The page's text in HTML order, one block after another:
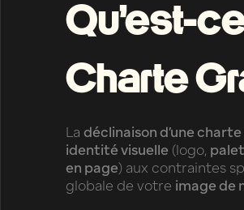
Qu’est-
Charte
La déclinaison d’une
identité visuelle (logo,
en page) aux contraintes
globale de votre image de